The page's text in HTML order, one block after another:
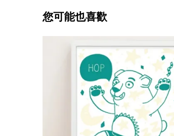
您可能也喜歡